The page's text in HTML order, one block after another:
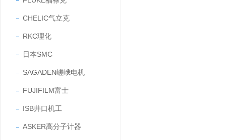
CHELIC气立克
RKC理化
日本SMC
SAGADEN嵯峨电机
FUJIFILM富士
ISB井口机工
ASKER高分子计器